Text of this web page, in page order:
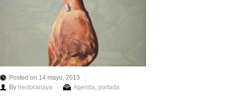
Posted on 14 mayo, 2013
By hectoranaya Agenda portada